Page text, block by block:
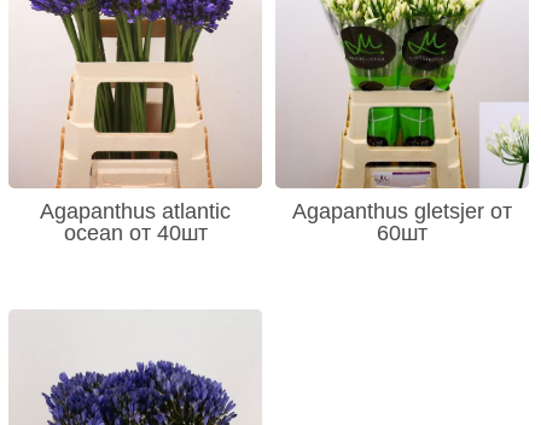
Agapanthus atlantic
ocean от 40шт
Agapanthus gletsjer от
60шт